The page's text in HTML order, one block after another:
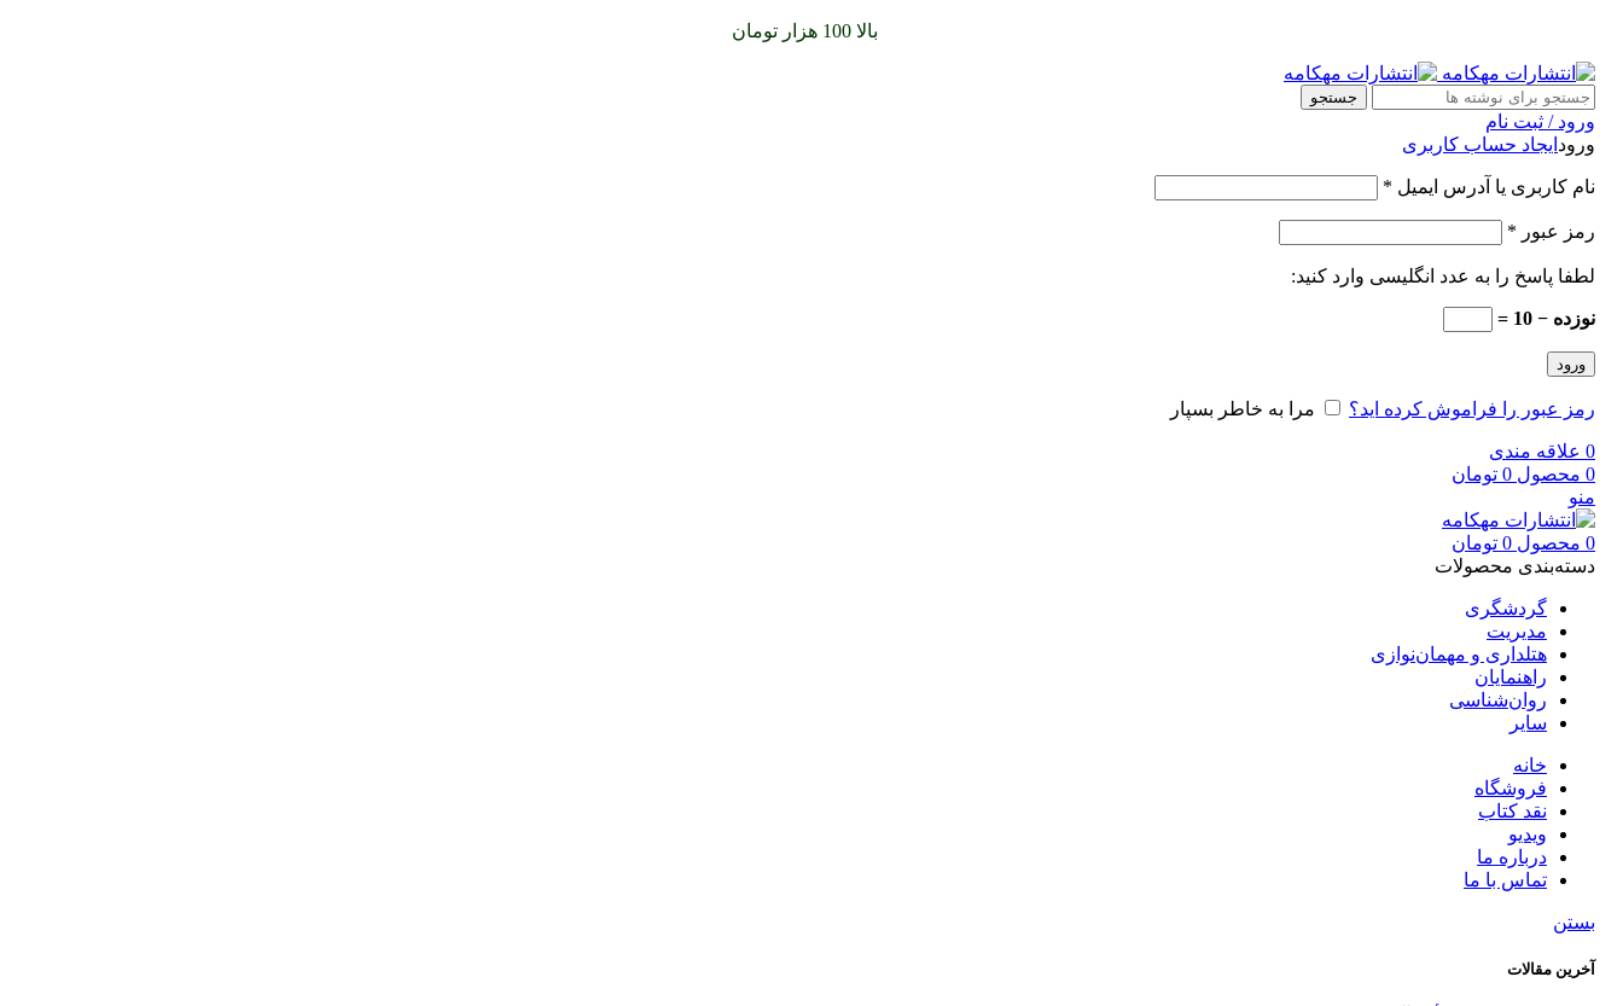
بالا 100 هزار تومان
جستجو
ورود / ثبت نام
ورود ایجاد حساب کاربری
نام کاربری یا آدرس ایمیل *
رمز عبور *
لطفا پاسخ را به عدد انگلیسی وارد کنید:
نوزده − 10 =
ورود
رمز عبور را فراموش کرده اید؟ مرا به خاطر بسپار
0 علاقه مندی
0 محصول 0 تومان
منو
0 محصول 0 تومان
دسته‌بندی محصولات
گردشگری
مدیریت
هتلداری و مهمان‌نوازی
راهنمایان
روان‌شناسی
سایر
خانه
فروشگاه
نقد کتاب
ویدیو
درباره‌ ما
تماس با ما
بستن
آخرین مقالات